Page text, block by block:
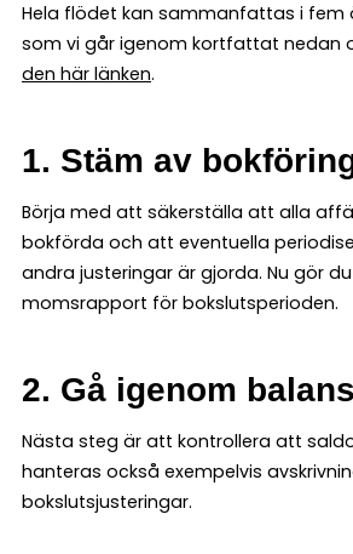
Hela flödet kan sammanfattas i fem
som vi går igenom kortfattat nedan
den här länken.
1. Stäm av
Börja med att säkerställa att alla
bokförda och att eventuella
andra justeringar är gjorda. Nu gör
momsrapport för bokslutsperioden.
2. Gå igenom
Nästa steg är att kontrollera att
hanteras också exempelvis
bokslutsjusteringar.